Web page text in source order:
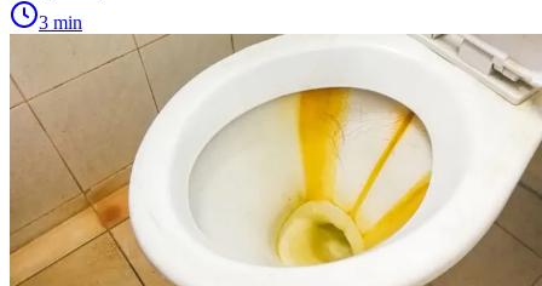
3 min